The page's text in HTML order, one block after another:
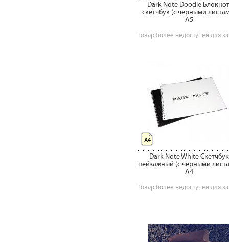
Dark Note Doodle
скетчбук (с черными
A5
Товар более недоступен для
Dark Note White Скетчбук
пейзажный (с черными
A4
Товар более недоступен для
А4